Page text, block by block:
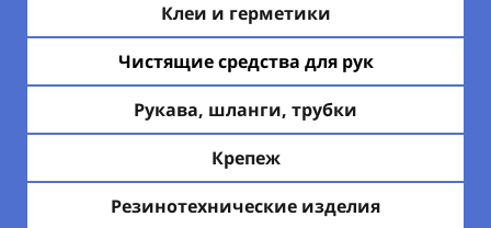
Клеи и герметики
Чистящие средства для рук
Рукава, шланги, трубки
Крепеж
Резинотехнические изделия